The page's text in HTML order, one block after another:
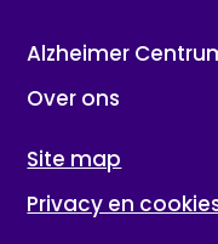
Alzheimer
Over ons
Site map
Privacy en